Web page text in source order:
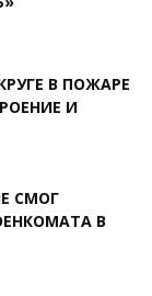
В ПОЖАРЕ
И
СМОГ
В